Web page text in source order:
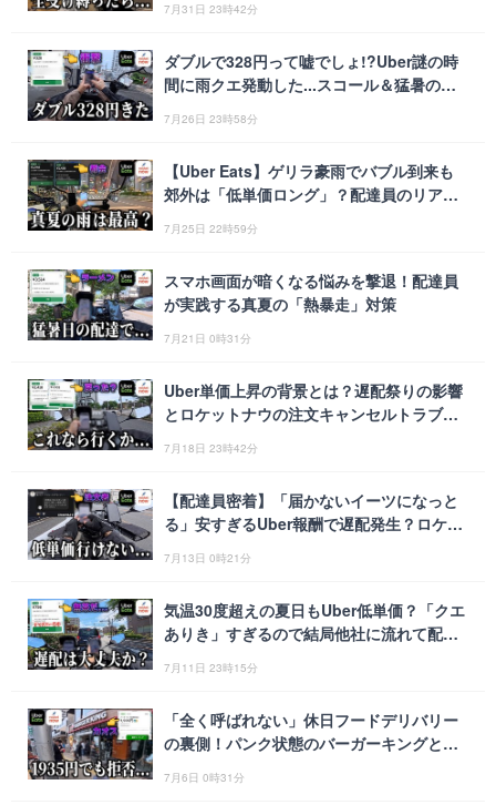
7月31日 23時42分
ダブルで328円って嘘でしょ!?Uber謎の時
間に雨クエ発動した...スコール＆猛暑の休
7月26日 23時58分
【Uber Eats】ゲリラ豪雨でバブル到来も
郊外は「低単価ロング」？配達員のリアル
7月25日 22時59分
スマホ画面が暗くなる悩みを撃退！配達員
が実践する真夏の「熱暴走」対策
7月21日 0時31分
Uber単価上昇の背景とは？遅配祭りの影響
とロケットナウの注文キャンセルトラブル
7月18日 23時42分
【配達員密着】「届かないイーツになっと
る」安すぎるUber報酬で遅配発生？ロケッ
7月13日 0時21分
気温30度超えの夏日もUber低単価？「クエ
ありき」すぎるので結局他社に流れて配達
7月11日 23時15分
「全く呼ばれない」休日フードデリバリー
の裏側！パンク状態のバーガーキングと配
7月6日 0時31分